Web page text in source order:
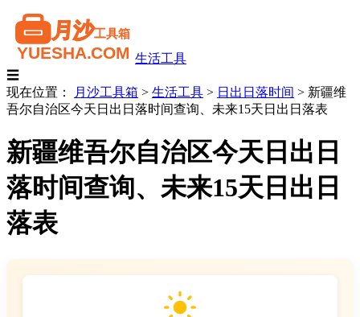
生活工具
☰
现在位置：
月沙工具箱 > 生活工具 > 日出日落时间 > 新疆维
吾尔自治区今天日出日落时间查询、未来15天日出日落表
新疆维吾尔自治区今天日出日
落时间查询、未来15天日出日
落表